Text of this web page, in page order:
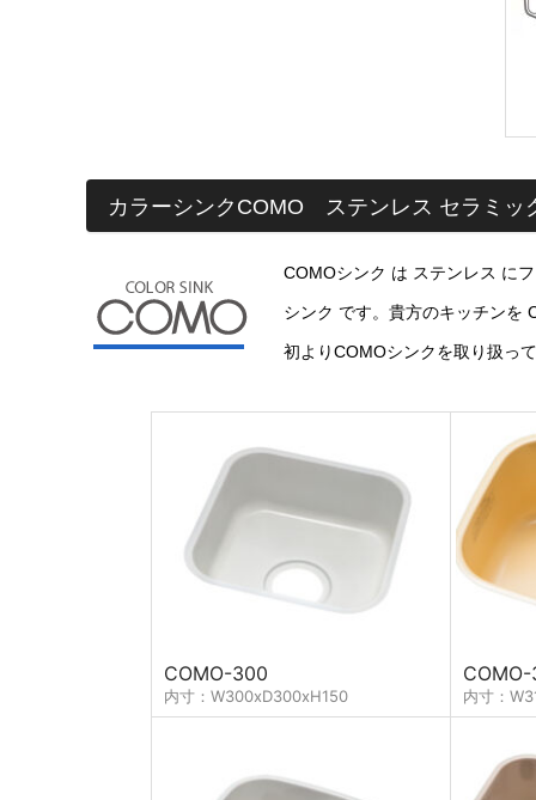
カラーシンクCOMO ステンレス セラミッ
COMOシンク は ステンレス に
シンク です。貴方のキッチンを
初よりCOMOシンクを取り扱っ
COMO-300
内寸：W300xD300xH150
COMO-
内寸：